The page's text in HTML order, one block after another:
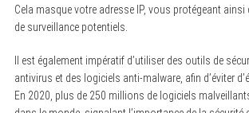
Cela masque votre adresse IP, vous protégeant
de surveillance potentiels.
Il est également impératif d’utiliser des outils de
antivirus et des logiciels anti-malware, afin d’éviter
En 2020, plus de 250 millions de logiciels